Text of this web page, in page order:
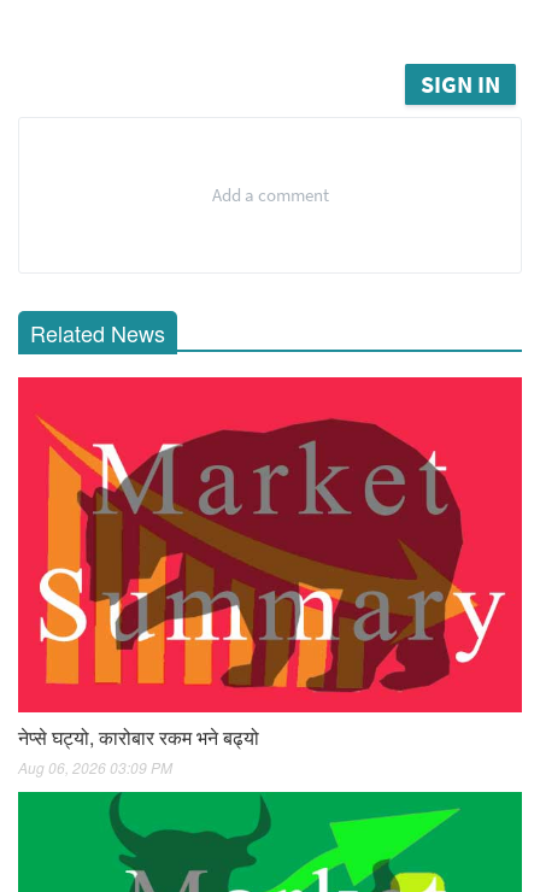
SIGN IN
Add a comment
Related News
नेप्से घट्यो, कारोबार रकम भने बढ्यो
Aug 06, 2026 03:09 PM